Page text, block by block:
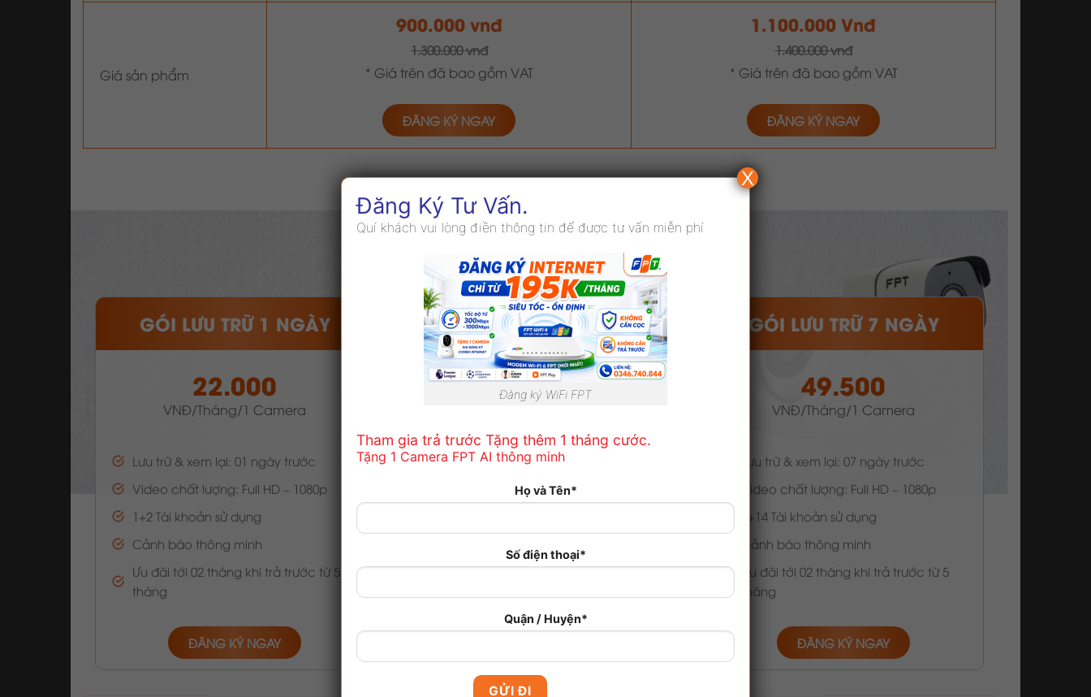
Giá sản phẩm
900.000 vnđ
1.300.000 vnđ
* Giá trên đã bao gồm VAT
ĐĂNG KÝ NGAY
1.100.000 Vnđ
1.400.000 vnđ
* Giá trên đã bao gồm VAT
ĐĂNG KÝ NGAY
GÓI LƯU TRỮ 1 NGÀY
22.000
VNĐ/Tháng/1 Camera
Lưu trữ & xem lại: 01 ngày trước
Video chất lượng: Full HD – 1080p
1+2 Tài khoản sử dụng
Cảnh báo thông minh
Ưu đãi tới 02 tháng khi trả trước từ 5
tháng
ĐĂNG KÝ NGAY
GÓI LƯU TRỮ 3 NGÀY
33.000
Lưu trữ & xem lại: 03 ngày trước
Video chất lượng: Full HD – 1080p
Ưu đãi tới 02 tháng khi trả trước từ 5
GÓI LƯU TRỮ 7 NGÀY
49.500
VNĐ/Tháng/1 Camera
Lưu trữ & xem lại: 07 ngày trước
Video chất lượng: Full HD – 1080p
1+14 Tài khoản sử dụng
Cảnh báo thông minh
Ưu đãi tới 02 tháng khi trả trước từ 5
tháng
ĐĂNG KÝ NGAY
Đăng Ký Tư Vấn.
Quí khách vui lòng điền thông tin để được tư vấn miễn phí
Đăng ký WiFi FPT
Tham gia trả trước Tặng thêm 1 tháng cước.
Tặng 1 Camera FPT AI thông minh
Họ và Tên*
Số điện thoại*
Quận / Huyện*
X